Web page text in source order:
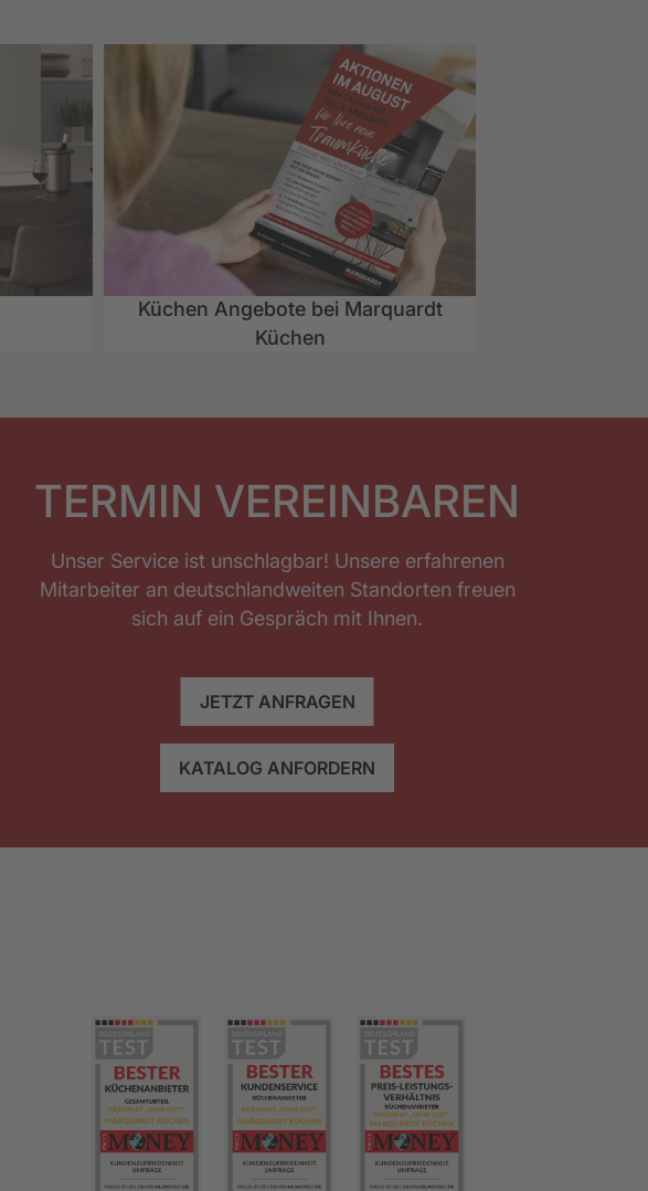
Küchen Angebote bei Marquardt
Küchen
TERMIN VEREINBAREN
Unser Service ist unschlagbar! Unsere erfahrenen
Mitarbeiter an deutschlandweiten Standorten freuen
sich auf ein Gespräch mit Ihnen.
JETZT ANFRAGEN
KATALOG ANFORDERN